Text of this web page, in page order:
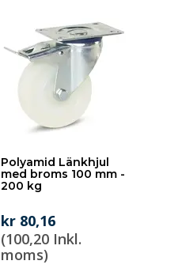
Polyamid Länkhjul
med broms 100 mm -
200 kg
kr 80,16
(100,20 Inkl.
moms)